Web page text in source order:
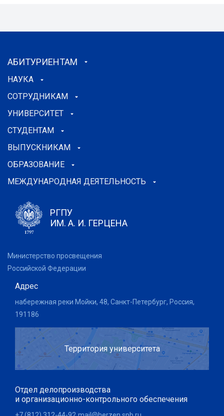
АБИТУРИЕНТАМ
НАУКА
СОТРУДНИКАМ
УНИВЕРСИТЕТ
СТУДЕНТАМ
ВЫПУСКНИКАМ
ОБРАЗОВАНИЕ
МЕЖДУНАРОДНАЯ ДЕЯТЕЛЬНОСТЬ
РГПУ
ИМ. А. И. ГЕРЦЕНА
Министерство просвещения
Российской Федерации
Адрес
набережная реки Мойки, 48, Санкт-Петербург, Россия,
191186
Территория университета
Отдел делопроизводства
и организационно-контрольного обеспечения